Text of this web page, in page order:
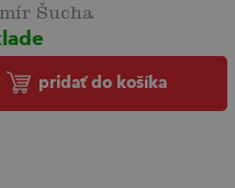
Šucha
pridať do košíka